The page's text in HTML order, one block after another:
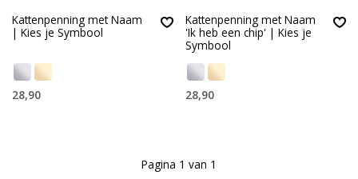
Kattenpenning met Naam
| Kies je Symbool
28,90
Kattenpenning met Naam
'Ik heb een chip' | Kies je
Symbool
28,90
Pagina 1 van 1